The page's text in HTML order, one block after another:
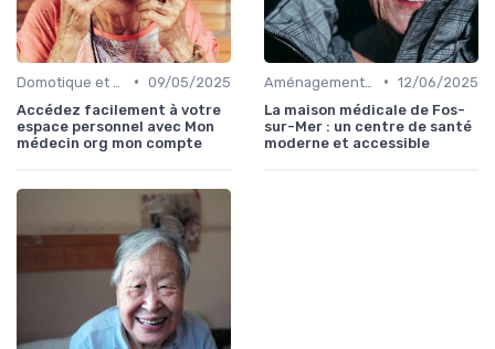
• 09/05/2025
Accédez facilement à votre
espace personnel avec Mon
médecin org mon compte
• 12/06/2025
La maison médicale de Fos-
sur-Mer : un centre de santé
moderne et accessible